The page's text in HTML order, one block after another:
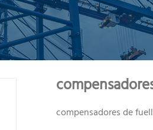
compensadores de